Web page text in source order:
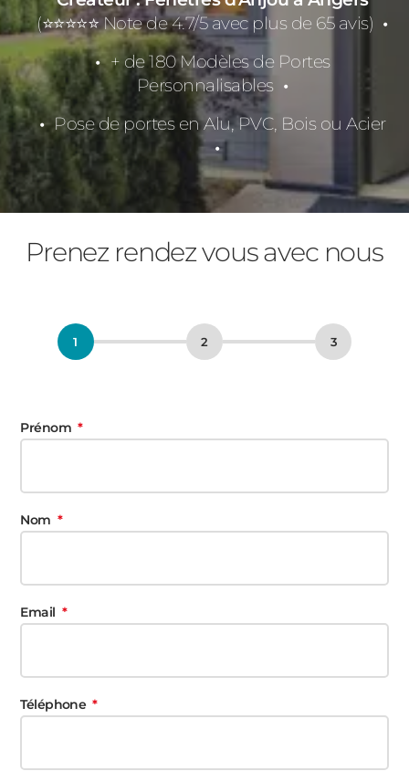
(⭐⭐⭐⭐⭐ Note de 4.7/5 avec plus de 65 avis)
+ de 180 Modèles de Portes
Personnalisables
Pose de portes en Alu, PVC, Bois ou Acier
Prenez rendez vous avec nous
Prénom
Nom
Email
Téléphone